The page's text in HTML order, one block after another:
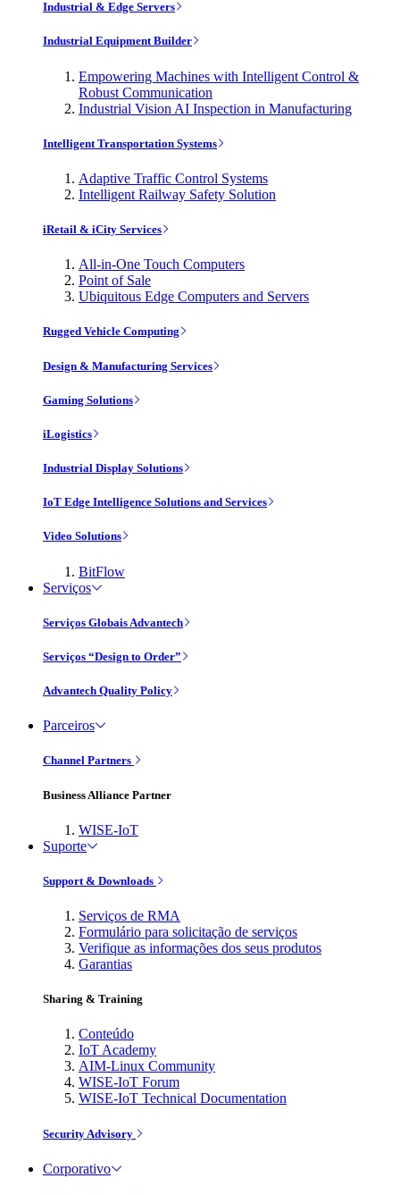
Industrial & Edge Servers
Industrial Equipment Builder
Empowering Machines with Intelligent Control &
Robust Communication
Industrial Vision AI Inspection in Manufacturing
Intelligent Transportation Systems
Adaptive Traffic Control Systems
Intelligent Railway Safety Solution
iRetail & iCity Services
All-in-One Touch Computers
Point of Sale
Ubiquitous Edge Computers and Servers
Rugged Vehicle Computing
Design & Manufacturing Services
Gaming Solutions
iLogistics
Industrial Display Solutions
IoT Edge Intelligence Solutions and Services
Video Solutions
BitFlow
Serviços
Serviços Globais Advantech
Serviços “Design to Order”
Advantech Quality Policy
Parceiros
Channel Partners
Business Alliance Partner
WISE-IoT
Suporte
Support & Downloads
Serviços de RMA
Formulário para solicitação de serviços
Verifique as informações dos seus produtos
Garantias
Sharing & Training
Conteúdo
IoT Academy
AIM-Linux Community
WISE-IoT Forum
WISE-IoT Technical Documentation
Security Advisory
Corporativo